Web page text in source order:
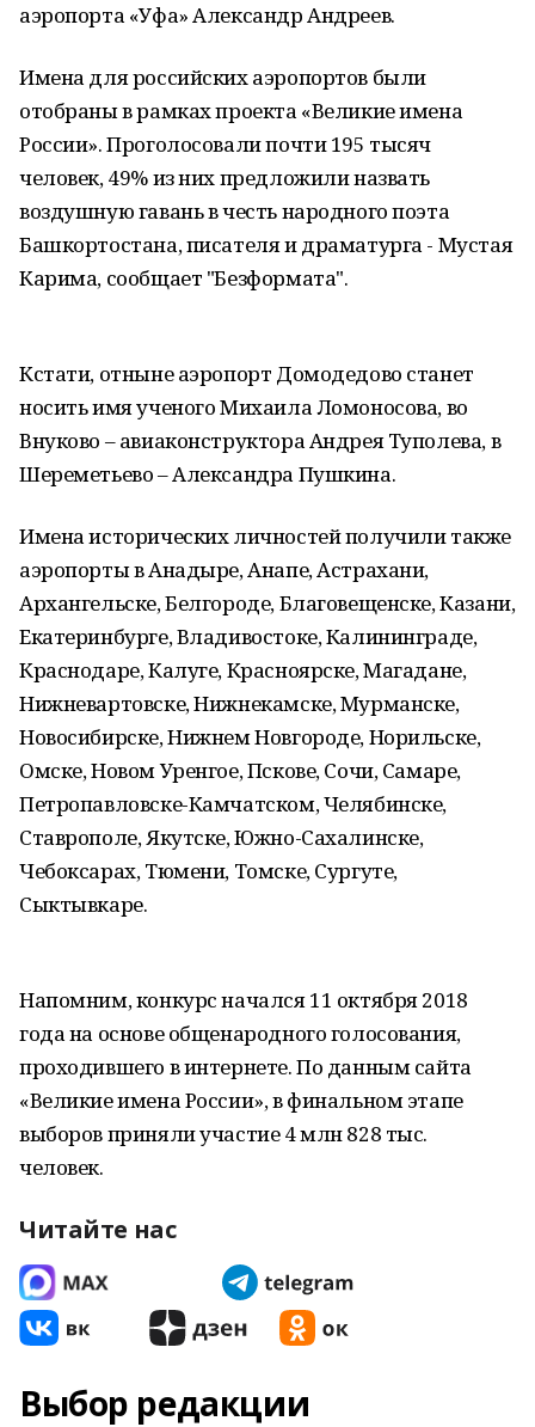
аэропорта «Уфа» Александр Андреев.
Имена для российских аэропортов были
отобраны в рамках проекта «Великие имена
России». Проголосовали почти 195 тысяч
человек, 49% из них предложили назвать
воздушную гавань в честь народного поэта
Башкортостана, писателя и драматурга - Мустая
Карима, сообщает "Безформата".
Кстати, отныне аэропорт Домодедово станет
носить имя ученого Михаила Ломоносова, во
Внуково – авиаконструктора Андрея Туполева, в
Шереметьево – Александра Пушкина.
Имена исторических личностей получили также
аэропорты в Анадыре, Анапе, Астрахани,
Архангельске, Белгороде, Благовещенске, Казани,
Екатеринбурге, Владивостоке, Калининграде,
Краснодаре, Калуге, Красноярске, Магадане,
Нижневартовске, Нижнекамске, Мурманске,
Новосибирске, Нижнем Новгороде, Норильске,
Омске, Новом Уренгое, Пскове, Сочи, Самаре,
Петропавловске-Камчатском, Челябинске,
Ставрополе, Якутске, Южно-Сахалинске,
Чебоксарах, Тюмени, Томске, Сургуте,
Сыктывкаре.
Напомним, конкурс начался 11 октября 2018
года на основе общенародного голосования,
проходившего в интернете. По данным сайта
«Великие имена России», в финальном этапе
выборов приняли участие 4 млн 828 тыс.
человек.
Читайте нас
Выбор редакции